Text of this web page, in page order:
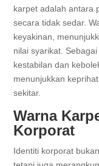
karpet adalah antara
secara tidak sedar.
keyakinan,
nilai syarikat.
kestabilan dan
menunjukkan
sekitar.
Warna
Korporat
Identiti korporat